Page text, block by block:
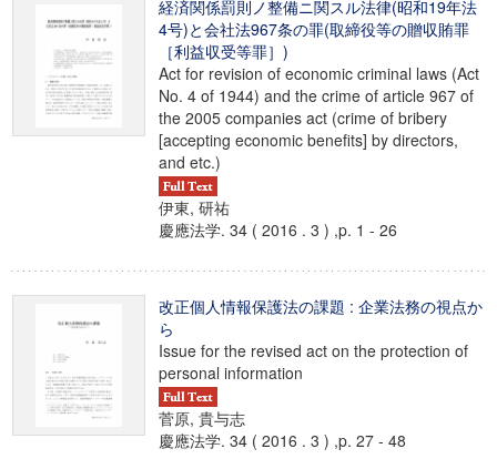
経済関係罰則ノ整備ニ関スル法律(昭和19年法
4号)と会社法967条の罪(取締役等の贈収賄罪
［利益収受等罪］)
Act for revision of economic criminal laws (Act
No. 4 of 1944) and the crime of article 967 of
the 2005 companies act (crime of bribery
[accepting economic benefits] by directors,
and etc.)
伊東, 研祐
慶應法学. 34 ( 2016 . 3 ) ,p. 1 - 26
改正個人情報保護法の課題 : 企業法務の視点か
ら
Issue for the revised act on the protection of
personal information
菅原, 貴与志
慶應法学. 34 ( 2016 . 3 ) ,p. 27 - 48